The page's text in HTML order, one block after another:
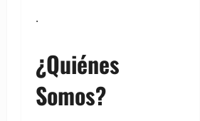
.
¿Quiénes
Somos?